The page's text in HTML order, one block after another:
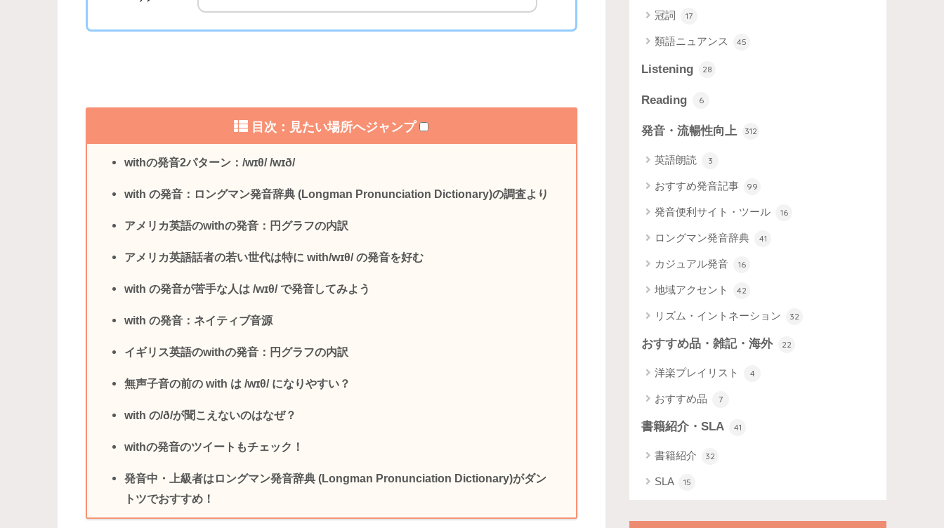
目次：見たい場所へジャンプ
withの発音2パターン：/wɪθ/ /wɪð/
with の発音：ロングマン発音辞典 (Longman Pronunciation Dictionary)の調査より
アメリカ英語のwithの発音：円グラフの内訳
アメリカ英語話者の若い世代は特に with/wɪθ/ の発音を好む
with の発音が苦手な人は /wɪθ/ で発音してみよう
with の発音：ネイティブ音源
イギリス英語のwithの発音：円グラフの内訳
無声子音の前の with は /wɪθ/ になりやすい？
with の/ð/が聞こえないのはなぜ？
withの発音のツイートもチェック！
発音中・上級者はロングマン発音辞典 (Longman Pronunciation Dictionary)がダン
トツでおすすめ！
冠詞 17
類語ニュアンス 45
Listening 28
Reading 6
発音・流暢性向上 312
英語朗読 3
おすすめ発音記事 99
発音便利サイト・ツール 16
ロングマン発音辞典 41
カジュアル発音 16
地域アクセント 42
リズム・イントネーション 32
おすすめ品・雑記・海外 22
洋楽プレイリスト 4
おすすめ品 7
書籍紹介・SLA 41
書籍紹介 32
SLA 15